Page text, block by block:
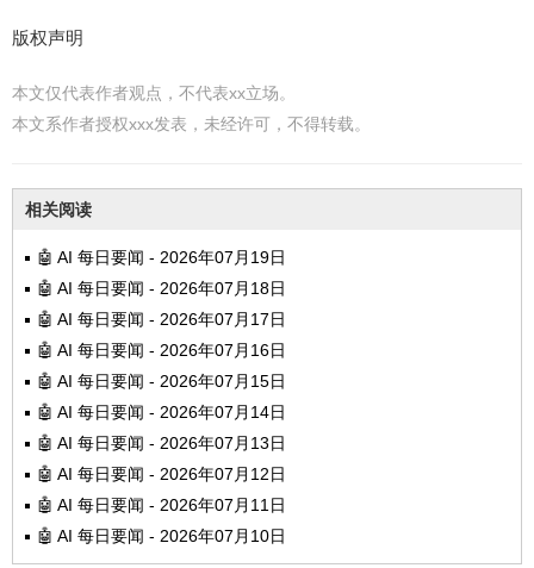
版权声明
本文仅代表作者观点，不代表xx立场。
本文系作者授权xxx发表，未经许可，不得转载。
相关阅读
🤖 AI 每日要闻 - 2026年07月19日
🤖 AI 每日要闻 - 2026年07月18日
🤖 AI 每日要闻 - 2026年07月17日
🤖 AI 每日要闻 - 2026年07月16日
🤖 AI 每日要闻 - 2026年07月15日
🤖 AI 每日要闻 - 2026年07月14日
🤖 AI 每日要闻 - 2026年07月13日
🤖 AI 每日要闻 - 2026年07月12日
🤖 AI 每日要闻 - 2026年07月11日
🤖 AI 每日要闻 - 2026年07月10日